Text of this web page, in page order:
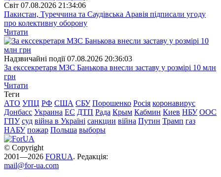
Свiт 07.08.2026 21:34:06
Пакистан, Туреччина та Саудівська Аравія підписали угоду
про колективну оборону
Читати
Надзвичайні події 07.08.2026 20:36:03
За екссекретаря МЗС Банькова внесли заставу у розмірі 10 млн
грн
Читати
Теги
АТО УПЦ РФ США СБУ Порошенко Росія коронавирус
Донбасс Украина ЕС ДТП Рада Крым Кабмин Киев НБУ ООС
ГПУ суд війна в Україні санкции війна Путин Трамп газ
НАБУ пожар Польша выборы
© Copyright
2001—2026 FORUA. Редакція:
mail@for-ua.com